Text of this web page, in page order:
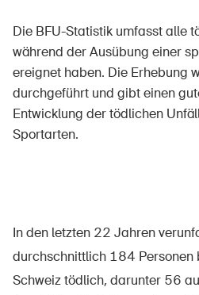
In der Kindheit
In der Schule
Im Unternehmen
Sinus Plus
Die BFU-Statistik umfasst alle
während der Ausübung einer
ereignet haben. Die Erhebung
durchgeführt und gibt einen
Entwicklung der tödlichen
Sportarten.
In den letzten 22 Jahren
durchschnittlich 184 Personen
Schweiz tödlich, darunter 56